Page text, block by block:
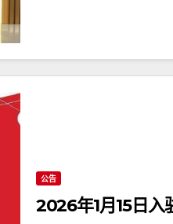
公告
2026年1月15日入